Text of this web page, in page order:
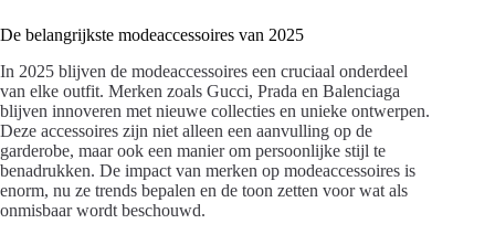
De belangrijkste modeaccessoires van 2025
In 2025 blijven de modeaccessoires een cruciaal onderdeel
van elke outfit. Merken zoals Gucci, Prada en Balenciaga
blijven innoveren met nieuwe collecties en unieke ontwerpen.
Deze accessoires zijn niet alleen een aanvulling op de
garderobe, maar ook een manier om persoonlijke stijl te
benadrukken. De impact van merken op modeaccessoires is
enorm, nu ze trends bepalen en de toon zetten voor wat als
onmisbaar wordt beschouwd.